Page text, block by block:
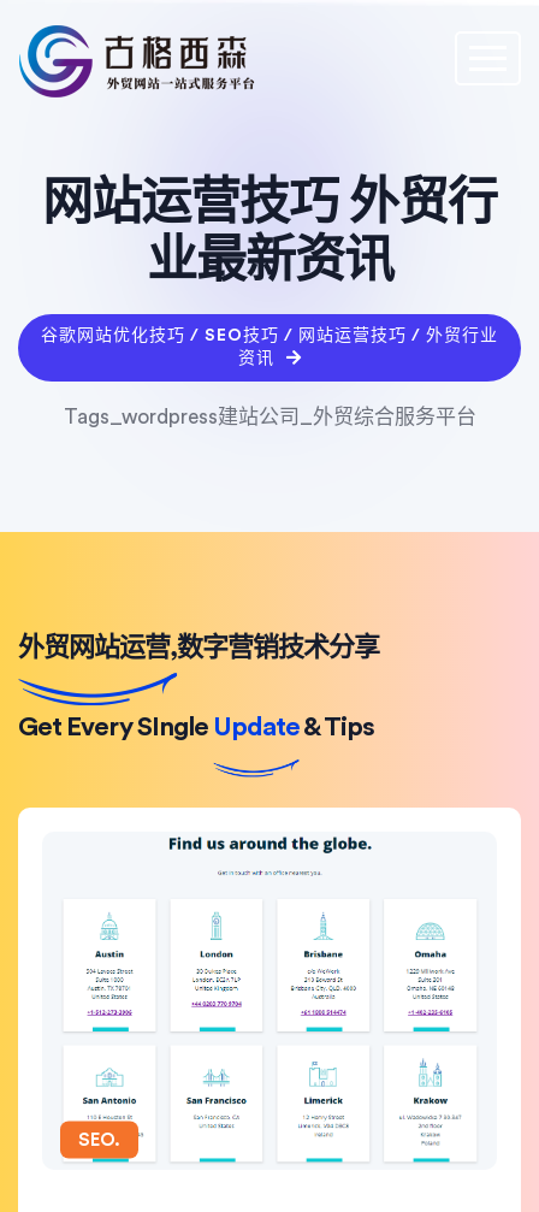
网站运营技巧 外贸行
业最新资讯
谷歌网站优化技巧 / SEO技巧 / 网站运营技巧 / 外贸行业
资讯
Tags_wordpress建站公司_外贸综合服务平台
外贸网站运营,数字营销技术分享
Get Every SIngle Update& Tips
SEO.